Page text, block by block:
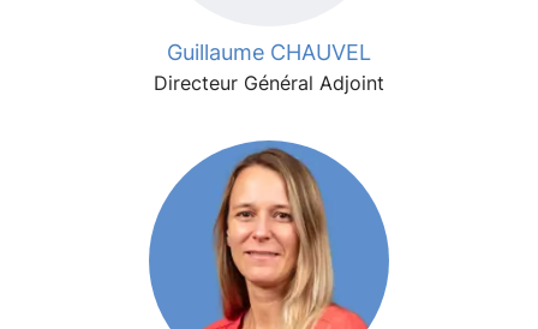
Guillaume CHAUVEL
Directeur Général Adjoint